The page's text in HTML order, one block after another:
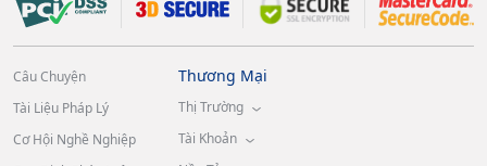
Câu Chuyện
Tài Liệu Pháp Lý
Cơ Hội Nghề Nghiệp
Thương Mại
Thị Trường
Tài Khoản